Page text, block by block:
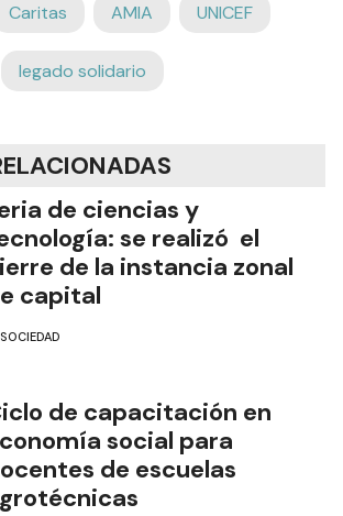
Caritas AMIA UNICEF
legado solidario
de ciencias y
se realizó el
de la instancia zonal
capital
SOCIEDAD
de capacitación en
social para
de escuelas